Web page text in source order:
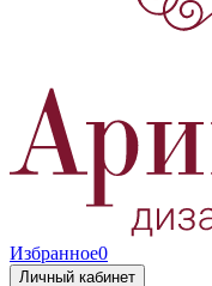
Избранное0
Личный кабинет